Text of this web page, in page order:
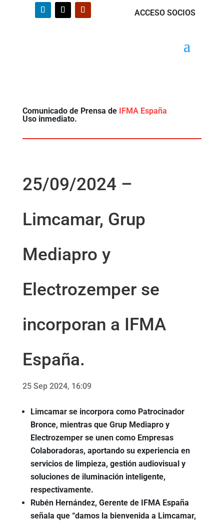
ACCESO SOCIOS
Comunicado de Prensa de IFMA España
Uso inmediato.
25/09/2024 –
Limcamar, Grup
Mediapro y
Electrozemper se
incorporan a IFMA
España.
25 Sep 2024, 16:09
Limcamar se incorpora como Patrocinador
Bronce, mientras que Grup Mediapro y
Electrozemper se unen como Empresas
Colaboradoras, aportando su experiencia en
servicios de limpieza, gestión audiovisual y
soluciones de iluminación inteligente,
respectivamente.
Rubén Hernández, Gerente de IFMA España
señala que “damos la bienvenida a Limcamar,